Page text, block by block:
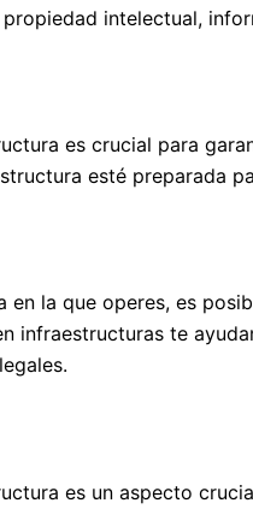
intelectual,
es crucial para
esté preparada
en la que operes, es
infraestructuras te
es un aspecto